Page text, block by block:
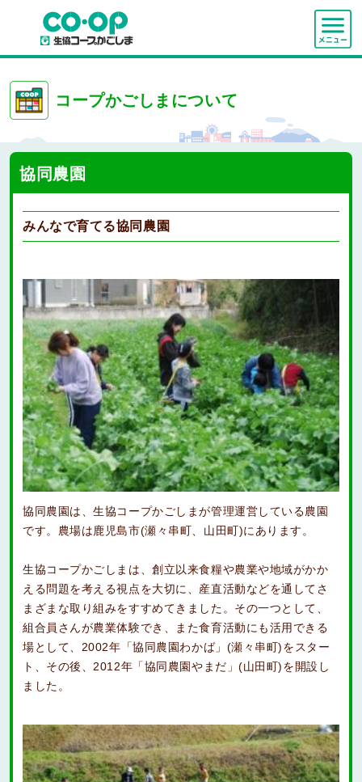
コープかごしまについて
協同農園
みんなで育てる協同農園
協同農園は、生協コープかごしまが管理運営している農園
です。農場は鹿児島市(瀬々串町、山田町)にあります。
生協コープかごしまは、創立以来食糧や農業や地域がかか
える問題を考える視点を大切に、産直活動などを通してさ
まざまな取り組みをすすめてきました。その一つとして、
組合員さんが農業体験でき、また食育活動にも活用できる
場として、2002年「協同農園わかば」(瀬々串町)をスター
ト、その後、2012年「協同農園やまだ」(山田町)を開設し
ました。